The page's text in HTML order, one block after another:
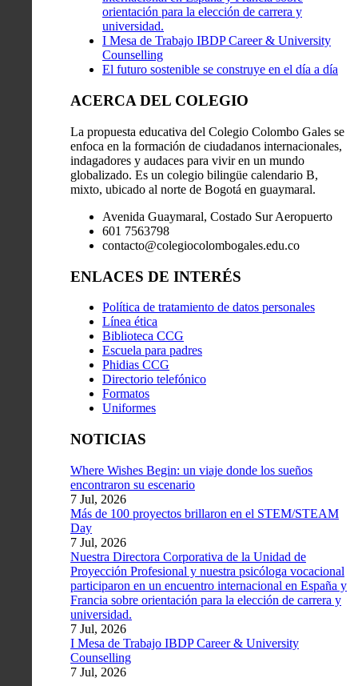
orientación para la elección de carrera y
universidad.
I Mesa de Trabajo IBDP Career & University
Counselling
El futuro sostenible se construye en el día a día
ACERCA DEL COLEGIO
La propuesta educativa del Colegio Colombo Gales se
enfoca en la formación de ciudadanos internacionales,
indagadores y audaces para vivir en un mundo
globalizado. Es un colegio bilingüe calendario B,
mixto, ubicado al norte de Bogotá en guaymaral.
Avenida Guaymaral, Costado Sur Aeropuerto
601 7563798
contacto@colegiocolombogales.edu.co
ENLACES DE INTERÉS
Política de tratamiento de datos personales
Línea ética
Biblioteca CCG
Escuela para padres
Phidias CCG
Directorio telefónico
Formatos
Uniformes
NOTICIAS
Where Wishes Begin: un viaje donde los sueños
encontraron su escenario
7 Jul, 2026
Más de 100 proyectos brillaron en el STEM/STEAM
Day
7 Jul, 2026
Nuestra Directora Corporativa de la Unidad de
Proyección Profesional y nuestra psicóloga vocacional
participaron en un encuentro internacional en España y
Francia sobre orientación para la elección de carrera y
universidad.
7 Jul, 2026
I Mesa de Trabajo IBDP Career & University
Counselling
7 Jul, 2026